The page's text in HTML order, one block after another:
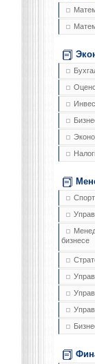
бизнесе